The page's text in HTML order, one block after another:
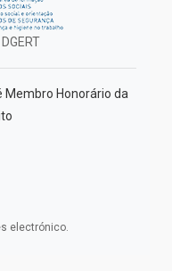
Membro Honorário da
electrónico.